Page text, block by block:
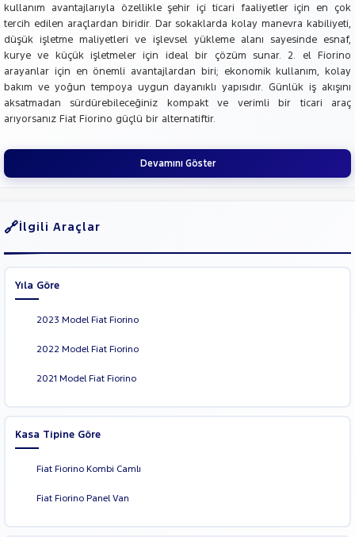
kullanım avantajlarıyla özellikle şehir içi ticari faaliyetler için en çok
tercih edilen araçlardan biridir. Dar sokaklarda kolay manevra kabiliyeti,
düşük işletme maliyetleri ve işlevsel yükleme alanı sayesinde esnaf,
kurye ve küçük işletmeler için ideal bir çözüm sunar. 2. el Fiorino
arayanlar için en önemli avantajlardan biri; ekonomik kullanım, kolay
bakım ve yoğun tempoya uygun dayanıklı yapısıdır. Günlük iş akışını
aksatmadan sürdürebileceğiniz kompakt ve verimli bir ticari araç
arıyorsanız Fiat Fiorino güçlü bir alternatiftir.
Devamını Göster
İlgili Araçlar
Yıla Göre
2023 Model Fiat Fiorino
2022 Model Fiat Fiorino
2021 Model Fiat Fiorino
Kasa Tipine Göre
Fiat Fiorino Kombi Camlı
Fiat Fiorino Panel Van